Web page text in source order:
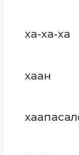
ха-ха-ха
хаан